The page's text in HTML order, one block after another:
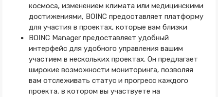
космоса, изменением климата или медицинскими
достижениями, BOINC предоставляет платформу
для участия в проектах, которые вам близки
BOINC Manager предоставляет удобный
интерфейс для удобного управления вашим
участием в нескольких проектах. Он предлагает
широкие возможности мониторинга, позволяя
вам отслеживать статус и прогресс каждого
проекта, в котором вы участвуете на